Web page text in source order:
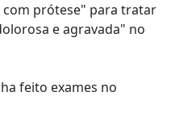
prótese" para tratar
e agravada" no
feito exames no